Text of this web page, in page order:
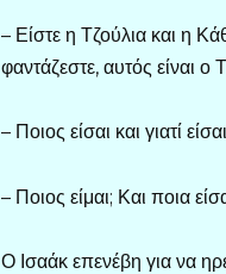
– Είστε η Τζούλια και η
φαντάζεστε, αυτός είναι ο
– Ποιος είσαι και γιατί
– Ποιος είμαι; Και ποια
Ο Ισαάκ επενέβη για να